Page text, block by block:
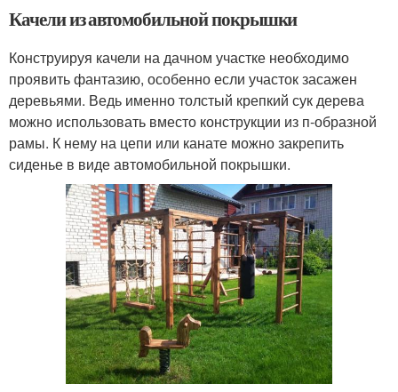
Качели из автомобильной покрышки
Конструируя качели на дачном участке необходимо
проявить фантазию, особенно если участок засажен
деревьями. Ведь именно толстый крепкий сук дерева
можно использовать вместо конструкции из п-образной
рамы. К нему на цепи или канате можно закрепить
сиденье в виде автомобильной покрышки.